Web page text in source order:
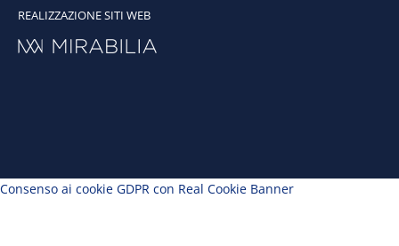
REALIZZAZIONE SITI WEB
Consenso ai cookie GDPR con Real Cookie Banner